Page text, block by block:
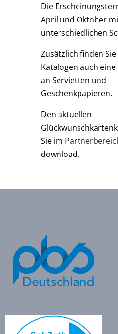
Die
April und Oktober
unterschiedlichen
Zusätzlich finden
Katalogen auch
an Servietten und
Geschenkpapieren.
Den aktuellen
Sie im
download.